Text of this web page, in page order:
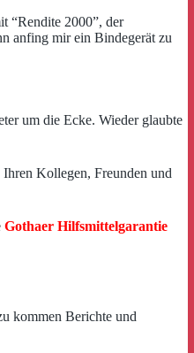
“Rendite 2000”, der
anfing mir ein Bindegerät zu
um die Ecke. Wieder glaubte
Kollegen, Freunden und
Gothaer Hilfsmittelgarantie
kommen Berichte und